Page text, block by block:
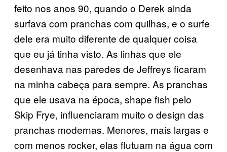
feito nos anos 90, quando o Derek ainda
surfava com pranchas com quilhas, e o surfe
dele era muito diferente de qualquer coisa
que eu já tinha visto. As linhas que ele
desenhava nas paredes de Jeffreys ficaram
na minha cabeça para sempre. As pranchas
que ele usava na época, shape fish pelo
Skip Frye, influenciaram muito o design das
pranchas modernas. Menores, mais largas e
com menos rocker, elas flutuam na água com